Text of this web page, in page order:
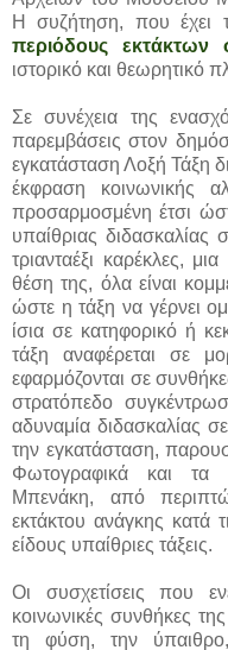
Η συζήτηση, που έχει
περιόδους εκτάκτων
ιστορικό και θεωρητικό
Σε συνέχεια της
παρεμβάσεις στον
εγκατάσταση Λοξή Τάξη
έκφραση κοινωνικής
προσαρμοσμένη έτσι
υπαίθριας
τριανταέξι καρέκλες,
θέση της, όλα είναι
ώστε η τάξη να γέρνει
ίσια σε κατηφορικό ή
τάξη αναφέρεται σε
εφαρμόζονται σε
στρατόπεδο
αδυναμία διδασκαλίας
την εγκατάσταση,
Φωτογραφικά και τα
Μπενάκη, από
εκτάκτου ανάγκης κατά
είδους υπαίθριες τάξεις.
Οι συσχετίσεις που
κοινωνικές συνθήκες
τη φύση, την